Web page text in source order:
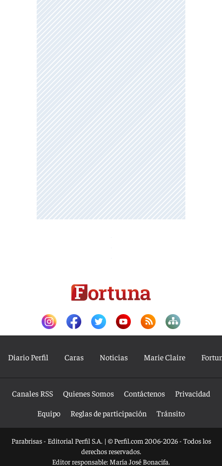
Diario Perfil Caras Noticias Marie Claire
Canales RSS Quienes Somos Contáctenos
Privacidad
Equipo
Reglas de participación Tránsito
Parabrisas - Editorial Perfil S.A. | © Perfil.com 2006-2026 - Todos los
derechos reservados.
Editor responsable: María José Bonacifa.